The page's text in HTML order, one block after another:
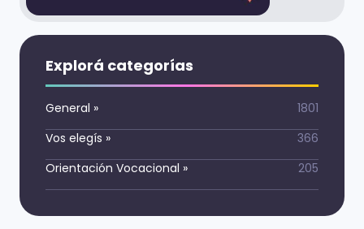
Explorá categorías
General »
1801
Vos elegís »
366
Orientación Vocacional » 205